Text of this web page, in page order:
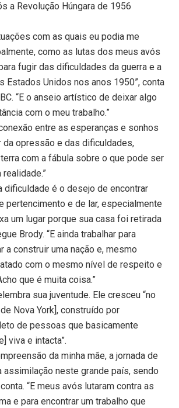
a Revolução Húngara de 1956
com as quais eu podia me
como as lutas dos meus avós
fugir das dificuldades da guerra e a
Estados Unidos nos anos 1950”, conta
“E o anseio artístico de deixar algo
com o meu trabalho.”
entre as esperanças e sonhos
da opressão e das dificuldades,
com a fábula sobre o que pode ser
dificuldade é o desejo de encontrar
pertencimento e de lar, especialmente
um lugar porque sua casa foi retirada
Brody. “E ainda trabalhar para
a construir uma nação e, mesmo
com o mesmo nível de respeito e
que é muita coisa.”
sua juventude. Ele cresceu “no
Nova York], construído por
de pessoas que basicamente
viva e intacta”.
da minha mãe, a jornada de
assimilação neste grande país, sendo
“E meus avós lutaram contra as
e para encontrar um trabalho que